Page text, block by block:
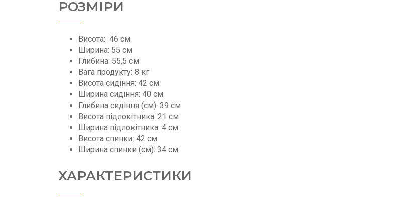
РОЗМІРИ
Висота: 46 см
Ширина: 55 см
Глибина: 55,5 см
Вага продукту: 8 кг
Висота сидіння: 42 см
Ширина сидіння: 40 см
Глибина сидіння (см): 39 см
Висота підлокітника: 21 см
Ширина підлокітника: 4 см
Висота спинки: 42 см
Ширина спинки (см): 34 см
ХАРАКТЕРИСТИКИ